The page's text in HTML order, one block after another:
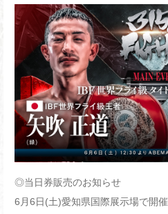
◎当日券販売のお知らせ
6月6日(土)愛知県国際展示場で開